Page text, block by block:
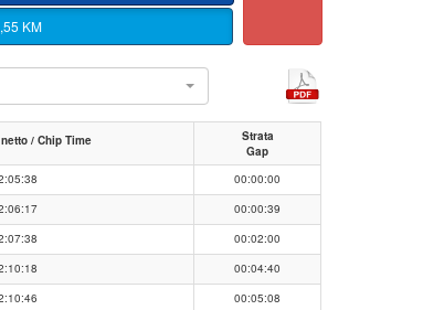
KM
/ Chip Time
Strata
Gap
00:00:00
00:00:39
00:02:00
00:04:40
00:05:08